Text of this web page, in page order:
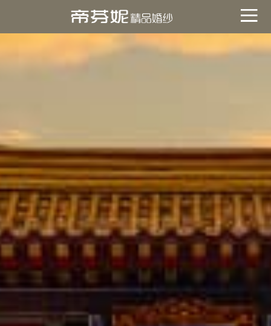
關於帝芬妮ABOUT
海外
撥打CONTACT
諮詢 CONSULTATION